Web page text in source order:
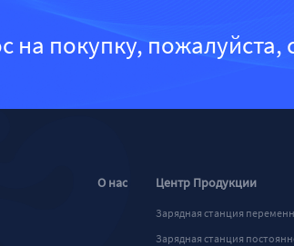
на покупку, пожалуйста,
О нас Центр Продукции
Зарядная станция
Зарядная станция